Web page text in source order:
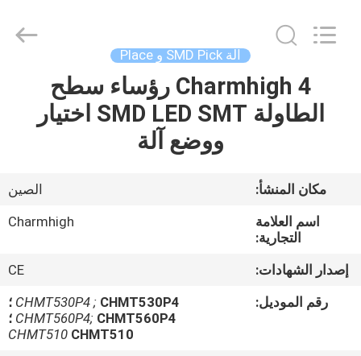
مقاطع
الفيديو
معلومات
TECHNOLOGY
LIMITED.
آلة SMD Pick و Place
Charmhigh 4 رؤساء سطح
الطاولة SMD LED SMT اختيار
ووضع آلة
مكان المنشأ:
الصين
اسم العلامة
التجارية:
Charmhigh
إصدار الشهادات:
CE
رقم الموديل:
CHMT530P4 ; CHMT530P4 ؛
CHMT560P4; CHMT560P4 ؛
CHMT510 CHMT510